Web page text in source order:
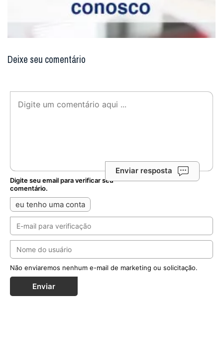
Deixe seu comentário
Enviar resposta
Digite seu email para verificar seu
comentário.
eu tenho uma conta
Não enviaremos nenhum e-mail de marketing ou solicitação.
Enviar